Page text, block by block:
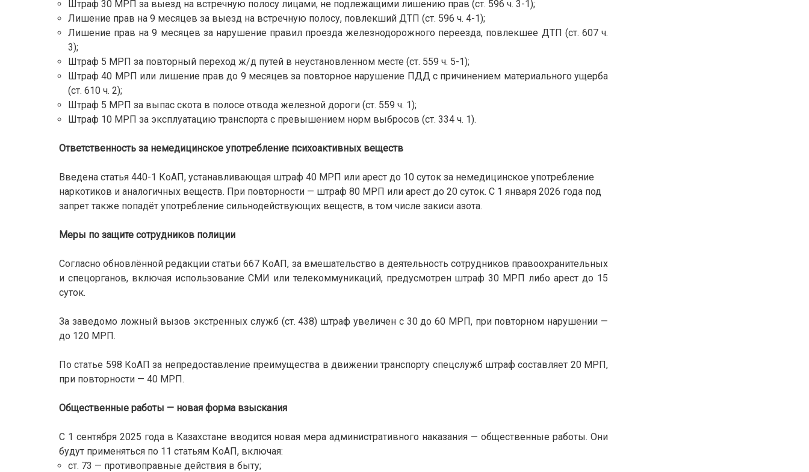
Штраф 30 МРП за выезд на встречную полосу лицами, не подлежащими лишению прав (ст. 596 ч. 3-1);
Лишение прав на 9 месяцев за выезд на встречную полосу, повлекший ДТП (ст. 596 ч. 4-1);
Лишение прав на 9 месяцев за нарушение правил проезда железнодорожного переезда, повлекшее ДТП (ст. 607 ч.
3);
Штраф 5 МРП за повторный переход ж/д путей в неустановленном месте (ст. 559 ч. 5-1);
Штраф 40 МРП или лишение прав до 9 месяцев за повторное нарушение ПДД с причинением материального ущерба
(ст. 610 ч. 2);
Штраф 5 МРП за выпас скота в полосе отвода железной дороги (ст. 559 ч. 1);
Штраф 10 МРП за эксплуатацию транспорта с превышением норм выбросов (ст. 334 ч. 1).
Ответственность за немедицинское употребление психоактивных веществ
Введена статья 440-1 КоАП, устанавливающая штраф 40 МРП или арест до 10 суток за немедицинское употребление
наркотиков и аналогичных веществ. При повторности — штраф 80 МРП или арест до 20 суток. С 1 января 2026 года под
запрет также попадёт употребление сильнодействующих веществ, в том числе закиси азота.
Меры по защите сотрудников полиции
Согласно обновлённой редакции статьи 667 КоАП, за вмешательство в деятельность сотрудников правоохранительных
и спецорганов, включая использование СМИ или телекоммуникаций, предусмотрен штраф 30 МРП либо арест до 15
суток.
За заведомо ложный вызов экстренных служб (ст. 438) штраф увеличен с 30 до 60 МРП, при повторном нарушении —
до 120 МРП.
По статье 598 КоАП за непредоставление преимущества в движении транспорту спецслужб штраф составляет 20 МРП,
при повторности — 40 МРП.
Общественные работы — новая форма взыскания
С 1 сентября 2025 года в Казахстане вводится новая мера административного наказания — общественные работы. Они
будут применяться по 11 статьям КоАП, включая:
ст. 73 — противоправные действия в быту;